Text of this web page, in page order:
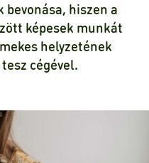
hiszen a
képesek munkát
helyzetének
cégével.